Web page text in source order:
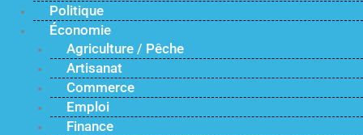
Politique
Économie
Agriculture / Pêche
Artisanat
Commerce
Emploi
Finance